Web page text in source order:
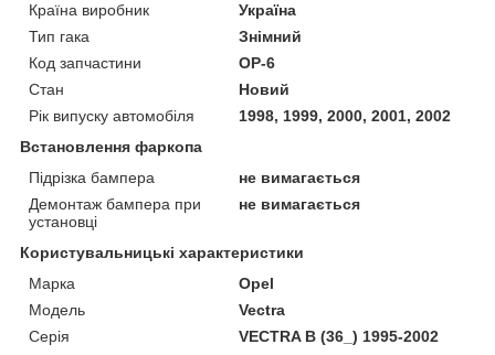
Країна виробник
Україна
Тип гака
Знімний
Код запчастини
OP-6
Стан
Новий
Рік випуску автомобіля
1998, 1999, 2000, 2001, 2002
Встановлення фаркопа
Підрізка бампера
не вимагається
Демонтаж бампера при
установці
не вимагається
Користувальницькі характеристики
Марка
Opel
Модель
Vectra
Серія
VECTRA B (36_) 1995-2002